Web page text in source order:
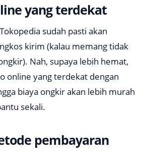
yang terdekat
sudah pasti akan
kirim (kalau memang tidak
Nah, supaya lebih hemat,
online yang terdekat dengan
biaya ongkir akan lebih murah
sekali.
pembayaran